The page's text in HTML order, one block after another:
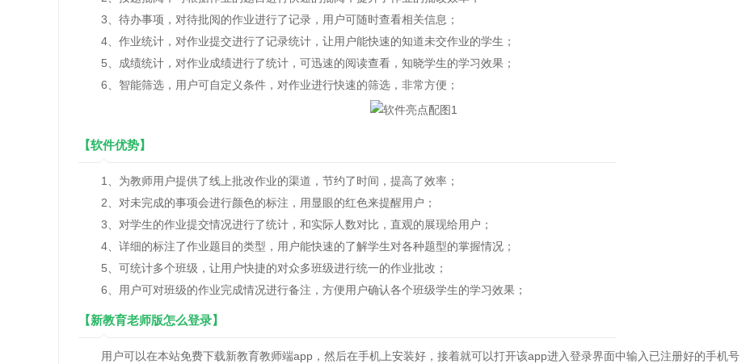
3、待办事项，对待批阅的作业进行了记录，用户可随时查看相关信息；
4、作业统计，对作业提交进行了记录统计，让用户能快速的知道未交作业的学生；
5、成绩统计，对作业成绩进行了统计，可迅速的阅读查看，知晓学生的学习效果；
6、智能筛选，用户可自定义条件，对作业进行快速的筛选，非常方便；
【软件优势】
1、为教师用户提供了线上批改作业的渠道，节约了时间，提高了效率；
2、对未完成的事项会进行颜色的标注，用显眼的红色来提醒用户；
3、对学生的作业提交情况进行了统计，和实际人数对比，直观的展现给用户；
4、详细的标注了作业题目的类型，用户能快速的了解学生对各种题型的掌握情况；
5、可统计多个班级，让用户快捷的对众多班级进行统一的作业批改；
6、用户可对班级的作业完成情况进行备注，方便用户确认各个班级学生的学习效果；
【新教育老师版怎么登录】
用户可以在本站免费下载新教育教师端app，然后在手机上安装好，接着就可以打开该app进入登录界面中输入已注册好的手机号